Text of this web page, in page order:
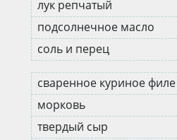
лук репчатый
подсолнечное масло
соль и перец
сваренное куриное филе
морковь
твердый сыр